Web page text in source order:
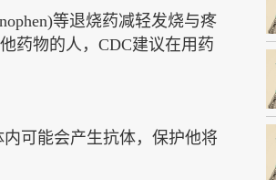
等退烧药减轻发烧与疼
药物的人， CDC建议在用药
内可能会产生抗体， 保护他将